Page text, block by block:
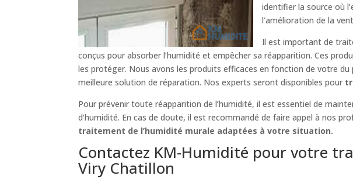
identifier la source où
l’amélioration de la
Il est important de
conçus pour absorber l’humidité et empêcher sa réapparition. Ces
les protéger. Nous avons les produits efficaces en fonction de votre
meilleure solution de réparation. Nos experts seront disponibles pour
Pour prévenir toute réapparition de l’humidité, il est essentiel de
d’humidité. En cas de doute, il est recommandé de faire appel à nos
traitement de l’humidité murale adaptées à votre situation.
Contactez KM-Humidité pour votre
Viry Chatillon